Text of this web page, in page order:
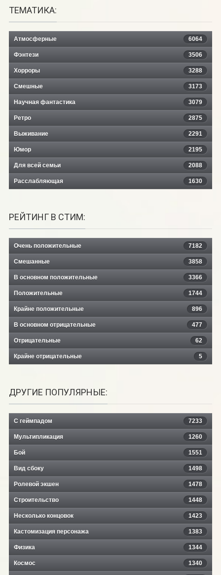
ТЕМАТИКА:
Атмосферные 6064
Фэнтези 3506
Хорроры 3288
Смешные 3173
Научная фантастика 3079
Ретро 2875
Выживание 2291
Юмор 2195
Для всей семьи 2088
Расслабляющая 1630
РЕЙТИНГ В СТИМ:
Очень положительные 7182
Смешанные 3858
В основном положительные 3366
Положительные 1744
Крайне положительные 896
В основном отрицательные 477
Отрицательные 62
Крайне отрицательные 5
ДРУГИЕ ПОПУЛЯРНЫЕ:
С геймпадом 7233
Мультипликация 1260
Бой 1551
Вид сбоку 1498
Ролевой экшен 1478
Строительство 1448
Несколько концовок 1423
Кастомизация персонажа 1383
Физика 1344
Космос 1340